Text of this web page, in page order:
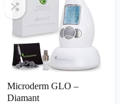
Microderm GLO –
Diamant